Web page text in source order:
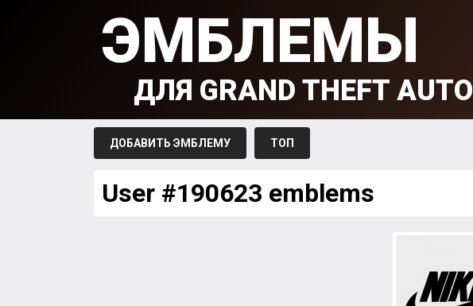
ЭМБЛЕМЫ
ДЛЯ GRAND THEFT AUTO
ДОБАВИТЬ ЭМБЛЕМУ ТОП
User #190623 emblems